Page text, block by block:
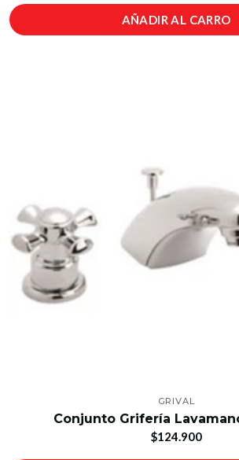
AÑADIR AL CARRO
GRIVAL
Conjunto Grifería
$124.900